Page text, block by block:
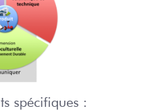
spécifiques :